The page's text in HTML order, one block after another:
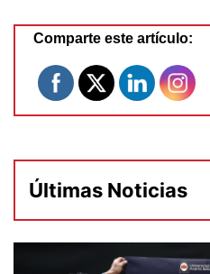
Comparte este artículo:
Últimas Noticias